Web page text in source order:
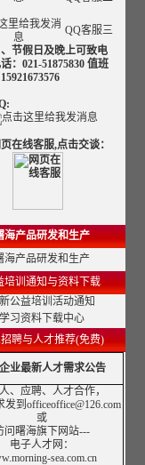
QQ客服三
节假日及晚上可致电
：021-51875830 值班
在线客服,点击交谈：
海产品研发和生产
海产品研发和生产
培训通知与资料下载
公益培训活动通知
学习资料下载中心
聘与人才推荐(免费)
业最新人才需求公告
、应聘、人才合作，
发到officeoffice@126.com
或
问曙海旗下网站---
电子人才网 ：
sea.com.cn